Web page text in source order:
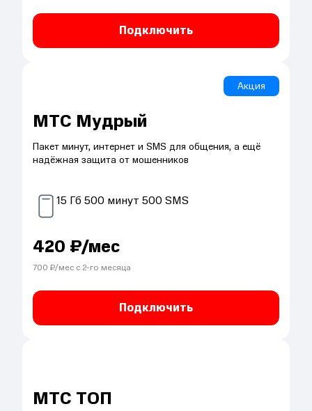
Подключить
Акция
МТС Мудрый
Пакет минут, интернет и SMS для общения, а ещё
надёжная защита от мошенников
15 Гб 500 минут 500SMS
420 ₽/мес
700 ₽/мес с 2-го месяца
Подключить
МТС ТОП